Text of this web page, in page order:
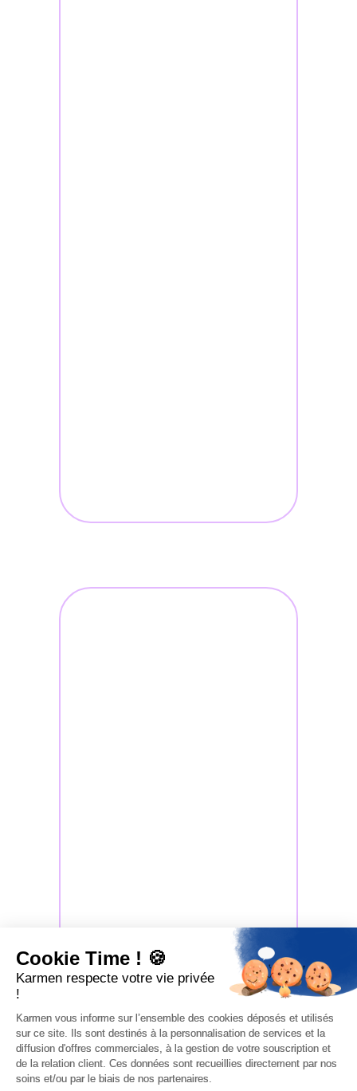
Cookie Time ! 🍪
Karmen respecte votre vie privée
!
Karmen vous informe sur l’ensemble des cookies déposés et utilisés
sur ce site. Ils sont destinés à la personnalisation de services et la
diffusion d'offres commerciales, à la gestion de votre souscription et
de la relation client. Ces données sont recueillies directement par nos
soins et/ou par le biais de nos partenaires.